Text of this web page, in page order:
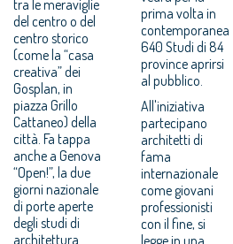
tra le meraviglie
del centro o del
centro storico
(come la “casa
creativa” dei
Gosplan, in
piazza Grillo
Cattaneo) della
città. Fa tappa
anche a Genova
“Open!”, la due
giorni nazionale
di porte aperte
degli studi di
architettura
prima volta in
contemporanea
640 Studi di 84
province aprirsi
al pubblico.
All'iniziativa
partecipano
architetti di
fama
internazionale
come giovani
professionisti
con il fine, si
legge in una